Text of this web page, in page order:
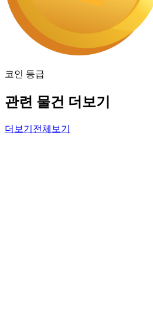
코인 등급
관련 물건 더보기
더보기 전체보기